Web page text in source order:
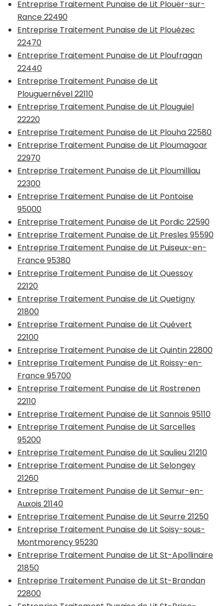
Entreprise Traitement Punaise de Lit Plouër-sur-
Rance 22490
Entreprise Traitement Punaise de Lit Plouézec
22470
Entreprise Traitement Punaise de Lit Ploufragan
22440
Entreprise Traitement Punaise de Lit
Plouguernével 22110
Entreprise Traitement Punaise de Lit Plouguiel
22220
Entreprise Traitement Punaise de Lit Plouha 22580
Entreprise Traitement Punaise de Lit Ploumagoar
22970
Entreprise Traitement Punaise de Lit Ploumilliau
22300
Entreprise Traitement Punaise de Lit Pontoise
95000
Entreprise Traitement Punaise de Lit Pordic 22590
Entreprise Traitement Punaise de Lit Presles 95590
Entreprise Traitement Punaise de Lit Puiseux-en-
France 95380
Entreprise Traitement Punaise de Lit Quessoy
22120
Entreprise Traitement Punaise de Lit Quetigny
21800
Entreprise Traitement Punaise de Lit Quévert
22100
Entreprise Traitement Punaise de Lit Quintin 22800
Entreprise Traitement Punaise de Lit Roissy-en-
France 95700
Entreprise Traitement Punaise de Lit Rostrenen
22110
Entreprise Traitement Punaise de Lit Sannois 95110
Entreprise Traitement Punaise de Lit Sarcelles
95200
Entreprise Traitement Punaise de Lit Saulieu 21210
Entreprise Traitement Punaise de Lit Selongey
21260
Entreprise Traitement Punaise de Lit Semur-en-
Auxois 21140
Entreprise Traitement Punaise de Lit Seurre 21250
Entreprise Traitement Punaise de Lit Soisy-sous-
Montmorency 95230
Entreprise Traitement Punaise de Lit St-Apollinaire
21850
Entreprise Traitement Punaise de Lit St-Brandan
22800